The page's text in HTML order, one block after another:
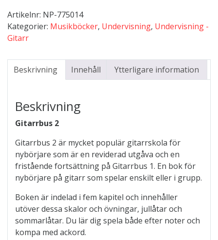
Artikelnr: NP-775014
Kategorier: Musikböcker, Undervisning, Undervisning -
Gitarr
Beskrivning Innehåll Ytterligare information
Beskrivning
Gitarrbus 2
Gitarrbus 2 är mycket populär gitarrskola för
nybörjare som är en reviderad utgåva och en
fristående fortsättning på Gitarrbus 1. En bok för
nybörjare på gitarr som spelar enskilt eller i grupp.
Boken är indelad i fem kapitel och innehåller
utöver dessa skalor och övningar, jullåtar och
sommarlåtar. Du lär dig spela både efter noter och
kompa med ackord.